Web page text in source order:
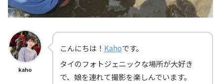
kaho
こんにちは！ Kahoです。
タイのフォトジェニックな場所が大好き
で、娘を連れて撮影を楽しんでいます。